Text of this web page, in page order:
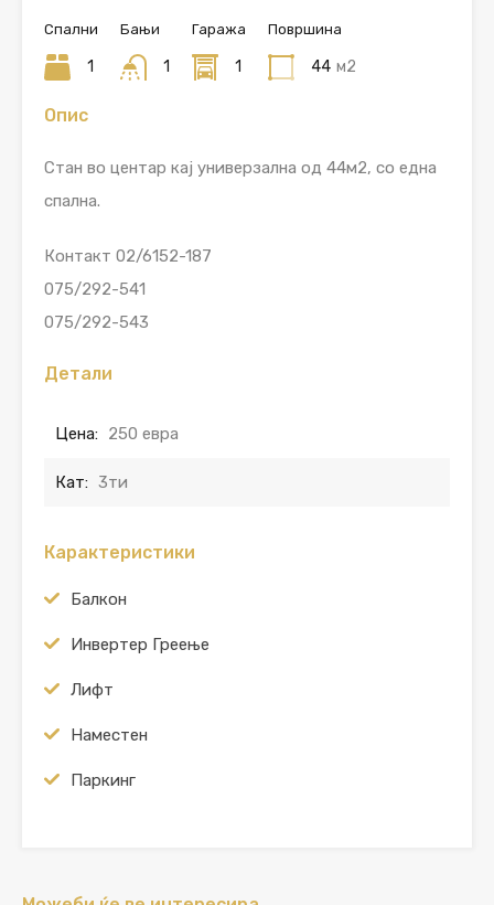
Спални
1
Бањи
1
Гаража
1
Површина
44 м2
Опис
Стан во центар кај универзална од 44м2, со една
спална.
Контакт 02/6152-187
075/292-541
075/292-543
Детали
Цена: 250 евра
Кат: 3ти
Карактеристики
Балкон
Инвертер Греење
Лифт
Наместен
Паркинг